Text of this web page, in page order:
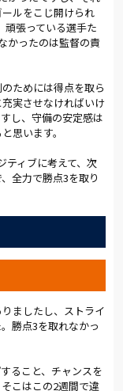
ゴール前の上田か
度は相手にクリア
に抜け出した黒
イントをチーム戦
バのシュートのこ
。左足で放ったシ
ドワークを貫いて
の冷静な対処によ
門が危険なスペー
ールを落ち着かせ
プレッシャーを無
ィージャだが、狙い
う。
持ちこまれたボー
ンチのあとにはチ
クロスをイバが
を展開した。
ルをこじ開けられ
頑張っている選手た
かったのは監督の責
ためには得点を取ら
実させなければいけ
し、守備の安定感は
思います。
ティブに考えて、次
全力で勝点3を取り
ましたし、ストライ
勝点3を取れなかっ
ること、チャンスを
こはこの2週間で違